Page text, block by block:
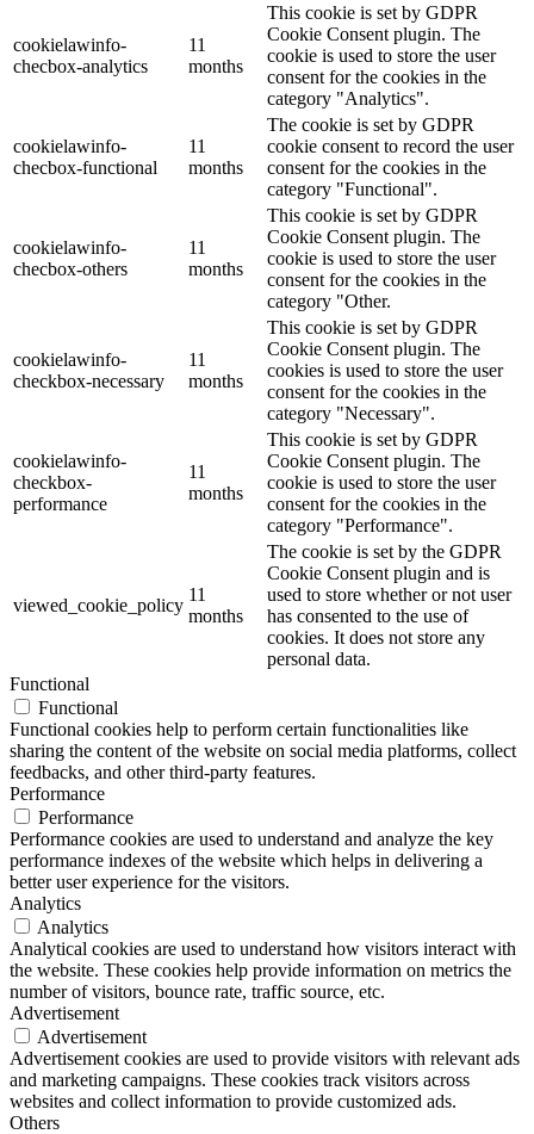
cookielawinfo-
checbox-analytics
11
months
This cookie is set by GDPR
Cookie Consent plugin. The
cookie is used to store the user
consent for the cookies in the
category "Analytics".
cookielawinfo-
checbox-functional
11
months
The cookie is set by GDPR
cookie consent to record the user
consent for the cookies in the
category "Functional".
cookielawinfo-
checbox-others
11
months
This cookie is set by GDPR
Cookie Consent plugin. The
cookie is used to store the user
consent for the cookies in the
category "Other.
cookielawinfo-
checkbox-necessary
11
months
This cookie is set by GDPR
Cookie Consent plugin. The
cookies is used to store the user
consent for the cookies in the
category "Necessary".
cookielawinfo-
checkbox-
performance
11
months
This cookie is set by GDPR
Cookie Consent plugin. The
cookie is used to store the user
consent for the cookies in the
category "Performance".
viewed_cookie_policy
11
months
The cookie is set by the GDPR
Cookie Consent plugin and is
used to store whether or not user
has consented to the use of
cookies. It does not store any
personal data.
Functional
Functional
Functional cookies help to perform certain functionalities like
sharing the content of the website on social media platforms, collect
feedbacks, and other third-party features.
Performance
Performance
Performance cookies are used to understand and analyze the key
performance indexes of the website which helps in delivering a
better user experience for the visitors.
Analytics
Analytics
Analytical cookies are used to understand how visitors interact with
the website. These cookies help provide information on metrics the
number of visitors, bounce rate, traffic source, etc.
Advertisement
Advertisement
Advertisement cookies are used to provide visitors with relevant ads
and marketing campaigns. These cookies track visitors across
websites and collect information to provide customized ads.
Others